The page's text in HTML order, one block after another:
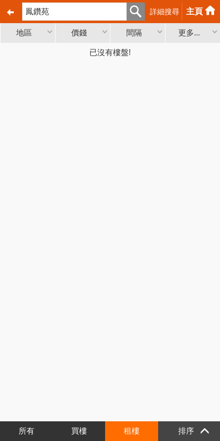
詳細搜尋 主頁
地區 價錢 間隔 更多...
已沒有樓盤!
所有 買樓 租樓 排序